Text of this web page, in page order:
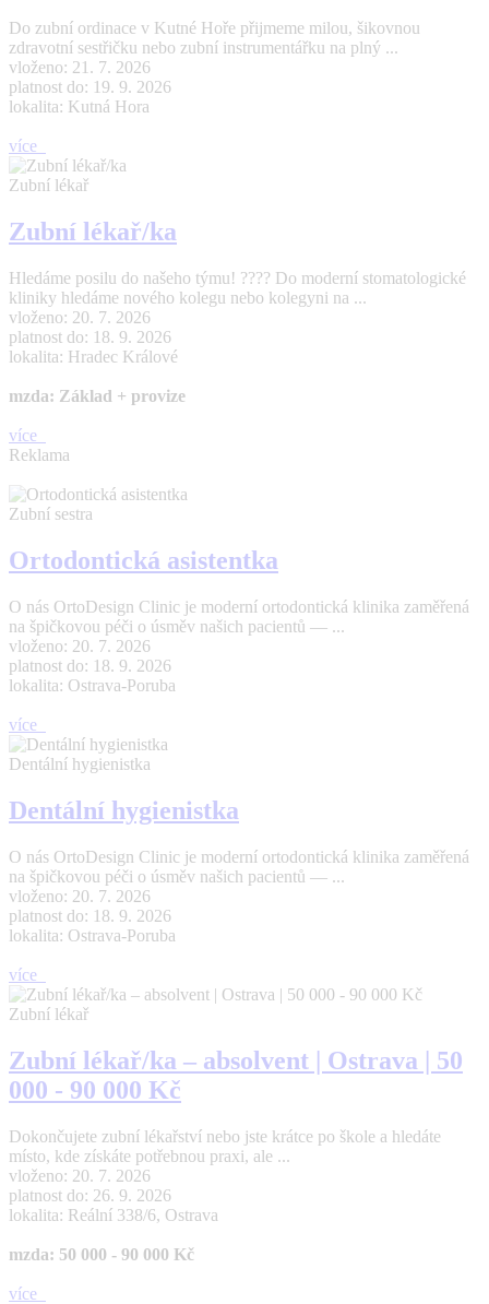
Do zubní ordinace v Kutné Hoře přijmeme milou, šikovnou
zdravotní sestřičku nebo zubní instrumentářku na plný ...
vloženo: 21. 7. 2026
platnost do: 19. 9. 2026
lokalita: Kutná Hora
více
Zubní lékař
Zubní lékař/ka
Hledáme posilu do našeho týmu! ???? Do moderní stomatologické
kliniky hledáme nového kolegu nebo kolegyni na ...
vloženo: 20. 7. 2026
platnost do: 18. 9. 2026
lokalita: Hradec Králové
mzda: Základ + provize
více
Reklama
Zubní sestra
Ortodontická asistentka
O nás OrtoDesign Clinic je moderní ortodontická klinika zaměřená
na špičkovou péči o úsměv našich pacientů — ...
vloženo: 20. 7. 2026
platnost do: 18. 9. 2026
lokalita: Ostrava-Poruba
více
Dentální hygienistka
Dentální hygienistka
O nás OrtoDesign Clinic je moderní ortodontická klinika zaměřená
na špičkovou péči o úsměv našich pacientů — ...
vloženo: 20. 7. 2026
platnost do: 18. 9. 2026
lokalita: Ostrava-Poruba
více
Zubní lékař
Zubní lékař/ka – absolvent | Ostrava | 50
000 - 90 000 Kč
Dokončujete zubní lékařství nebo jste krátce po škole a hledáte
místo, kde získáte potřebnou praxi, ale ...
vloženo: 20. 7. 2026
platnost do: 26. 9. 2026
lokalita: Reální 338/6, Ostrava
mzda: 50 000 - 90 000 Kč
více